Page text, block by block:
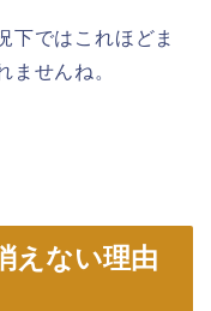
下ではこれほどま
ませんね。
えない理由